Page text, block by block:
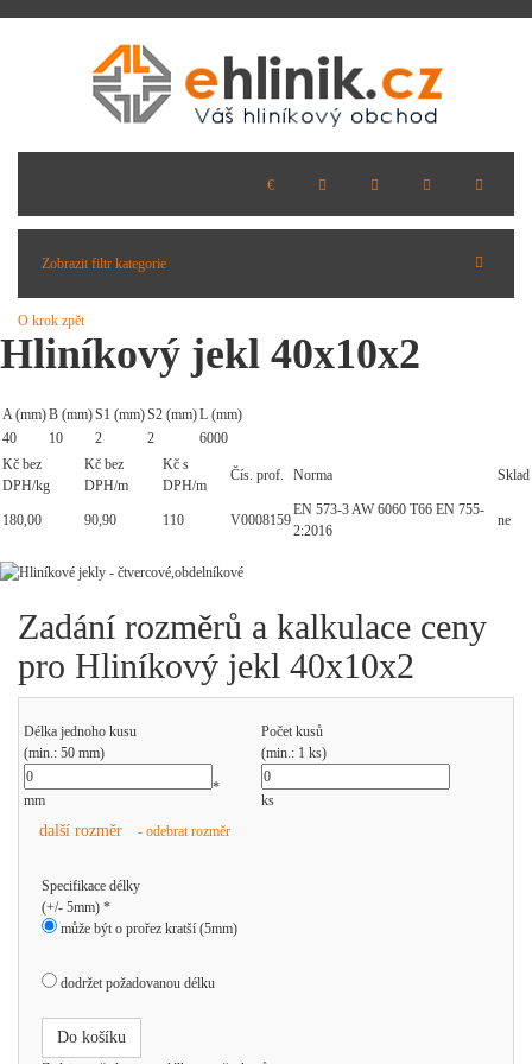
Zobrazit filtr kategorie
O krok zpět
Hliníkový jekl 40x10x2
A (mm)B (mm)S1 (mm)S2 (mm)L (mm)
40
10 2 2
6000
Kč bez
DPH/kg
Kč bez
DPH/m
Kč s
DPH/m
Čís. prof. Norma Sklad
180,00 90,90 110 V0008159
EN 573-3 AW 6060 T66 EN 755-
2:2016
ne
Zadání rozměrů a kalkulace ceny
pro Hliníkový jekl 40x10x2
Délka jednoho kusu
(min.: 50 mm)
Počet kusů
(min.: 1 ks)
mm
*
ks
další rozměr - odebrat rozměr
Specifikace délky
(+/- 5mm) *
může být o prořez kratší (5mm)
dodržet požadovanou délku
Do košíku